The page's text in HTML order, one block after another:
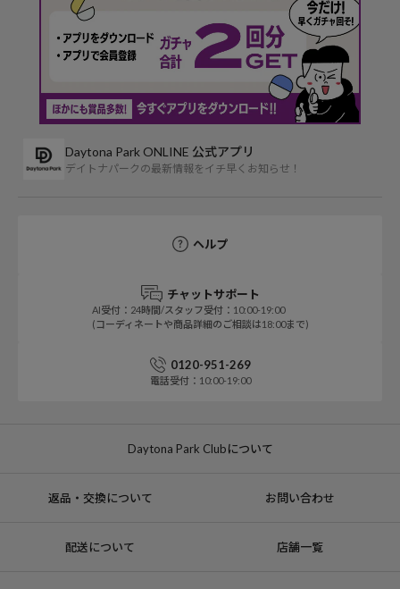
Daytona Park ONLINE 公式アプリ
デイトナパークの最新情報をイチ早くお知らせ！
ヘルプ
チャットサポート
AI受付：24時間/スタッフ受付：10:00-19:00
(コーディネートや商品詳細のご相談は18:00まで)
0120-951-269
電話受付：10:00-19:00
Daytona Park Clubについて
返品・交換について お問い合わせ
配送について 店舗一覧